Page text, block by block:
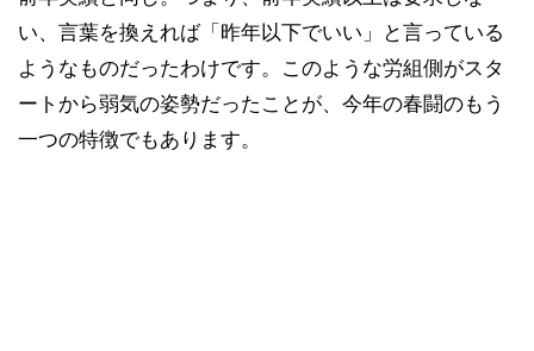
い、言葉を換えれば「昨年以下でいい」と言っている
ようなものだったわけです。このような労組側がスタ
ートから弱気の姿勢だったことが、今年の春闘のもう
一つの特徴でもあります。